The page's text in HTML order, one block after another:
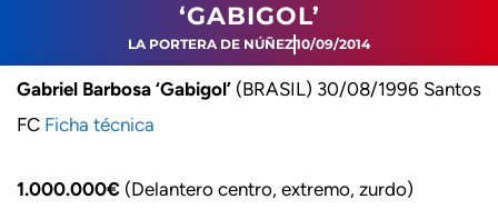
‘GABIGOL’
LA PORTERA DE NÚÑEZ10/09/2014
Gabriel Barbosa ‘Gabigol’ (BRASIL) 30/08/1996 Santos
FC Ficha técnica
1.000.000€ (Delantero centro, extremo, zurdo)